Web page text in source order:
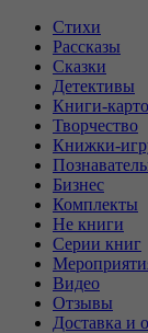
Стихи
Рассказы
Сказки
Детективы
Книги-
Творчество
Книжки-
Бизнес
Комплекты
Не книги
Серии книг
Видео
Отзывы
Доставка и